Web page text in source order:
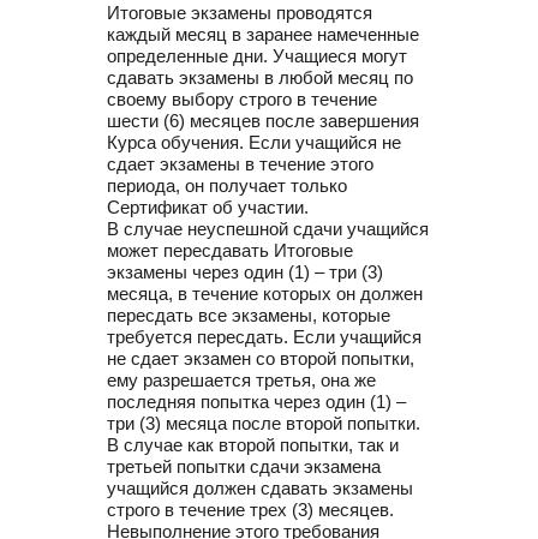
Итоговые экзамены проводятся
каждый месяц в заранее намеченные
определенные дни. Учащиеся могут
сдавать экзамены в любой месяц по
своему выбору строго в течение
шести (6) месяцев после завершения
Курса обучения. Если учащийся не
сдает экзамены в течение этого
периода, он получает только
Сертификат об участии.
В случае неуспешной сдачи учащийся
может пересдавать Итоговые
экзамены через один (1) – три (3)
месяца, в течение которых он должен
пересдать все экзамены, которые
требуется пересдать. Если учащийся
не сдает экзамен со второй попытки,
ему разрешается третья, она же
последняя попытка через один (1) –
три (3) месяца после второй попытки.
В случае как второй попытки, так и
третьей попытки сдачи экзамена
учащийся должен сдавать экзамены
строго в течение трех (3) месяцев.
Невыполнение этого требования